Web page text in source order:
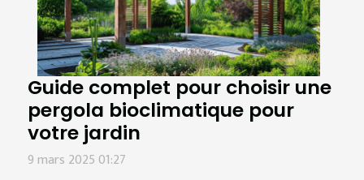
Guide complet pour choisir une
pergola bioclimatique pour
votre jardin
9 mars 2025 01:27